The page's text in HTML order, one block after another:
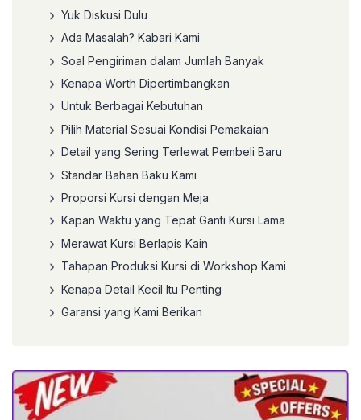
Yuk Diskusi Dulu
Ada Masalah? Kabari Kami
Soal Pengiriman dalam Jumlah Banyak
Kenapa Worth Dipertimbangkan
Untuk Berbagai Kebutuhan
Pilih Material Sesuai Kondisi Pemakaian
Detail yang Sering Terlewat Pembeli Baru
Standar Bahan Baku Kami
Proporsi Kursi dengan Meja
Kapan Waktu yang Tepat Ganti Kursi Lama
Merawat Kursi Berlapis Kain
Tahapan Produksi Kursi di Workshop Kami
Kenapa Detail Kecil Itu Penting
Garansi yang Kami Berikan